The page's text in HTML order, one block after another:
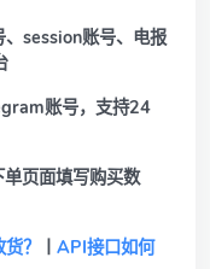
session账号、电报
账号，支持24
页面填写购买数
？
API接口如何